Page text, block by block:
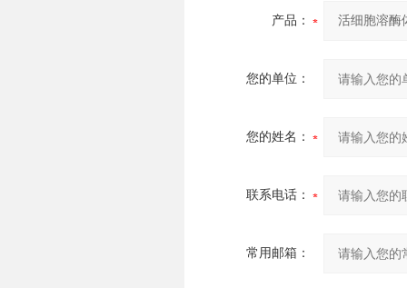
产品：
您的单位：
您的姓名：
联系电话：
常用邮箱：